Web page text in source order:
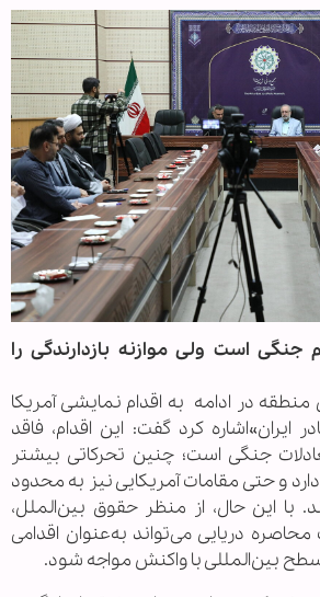
جنگی است ولی موازنه بازدارندگی را
در ادامه به اقدام نمایشی آمریکا
ایران»اشاره کرد گفت: این اقدام، فاقد
جنگی است؛ چنین تحرکاتی بیشتر
دارد و حتی مقامات آمریکایی نیز به محدود
با این حال، از منظر حقوق بین‌الملل،
دریایی می‌تواند به‌عنوان اقدامی
بین‌المللی با واکنش مواجه شود.